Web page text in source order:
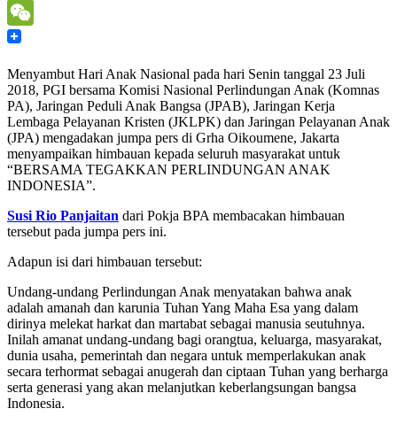
Pinterest
WeChat
Menyambut Hari Anak Nasional pada hari Senin tanggal 23 Juli
2018, PGI bersama Komisi Nasional Perlindungan Anak (Komnas
PA), Jaringan Peduli Anak Bangsa (JPAB), Jaringan Kerja
Lembaga Pelayanan Kristen (JKLPK) dan Jaringan Pelayanan Anak
(JPA) mengadakan jumpa pers di Grha Oikoumene, Jakarta
menyampaikan himbauan kepada seluruh masyarakat untuk
“BERSAMA TEGAKKAN PERLINDUNGAN ANAK
INDONESIA”.
Susi Rio Panjaitan dari Pokja BPA membacakan himbauan
tersebut pada jumpa pers ini.
Adapun isi dari himbauan tersebut:
Undang-undang Perlindungan Anak menyatakan bahwa anak
adalah amanah dan karunia Tuhan Yang Maha Esa yang dalam
dirinya melekat harkat dan martabat sebagai manusia seutuhnya.
Inilah amanat undang-undang bagi orangtua, keluarga, masyarakat,
dunia usaha, pemerintah dan negara untuk memperlakukan anak
secara terhormat sebagai anugerah dan ciptaan Tuhan yang berharga
serta generasi yang akan melanjutkan keberlangsungan bangsa
Indonesia.